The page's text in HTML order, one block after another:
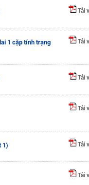
Tải
1 cặp tính trạng Tải
Tải
Tải
1) Tải
Tải